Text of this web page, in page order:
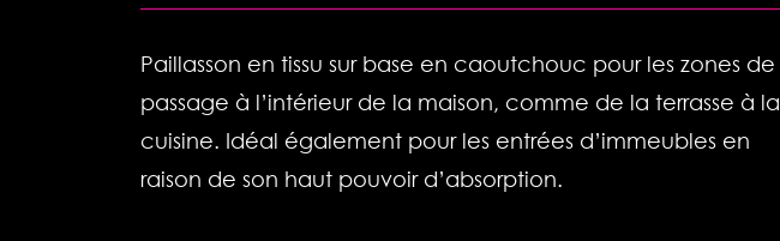
Paillasson en tissu sur base en caoutchouc pour les zones de
passage à l’intérieur de la maison, comme de la terrasse à la
cuisine. Idéal également pour les entrées d’immeubles en
raison de son haut pouvoir d’absorption.